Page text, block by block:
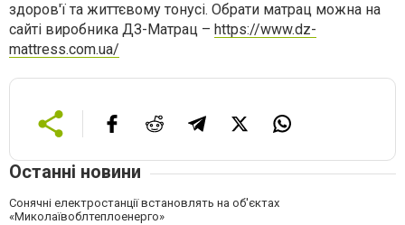
здоров'ї та життєвому тонусі. Обрати матрац можна на
сайті виробника ДЗ-Матрац – https://www.dz-
mattress.com.ua/
Останні новини
Сонячні електростанції встановлять на об'єктах
«Миколаївоблтеплоенерго»